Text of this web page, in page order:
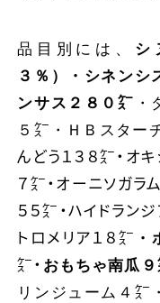
品目別には、 シ
３％）・シネンシ
ンサス２８０㌜
５㌜・ＨＢスター
んどう１３８㌜・オ
７㌜・オーニソガラ
５５㌜・ハイドラン
トロメリア１８㌜
㌜・ おもちゃ南瓜９
リンジューム４㌜